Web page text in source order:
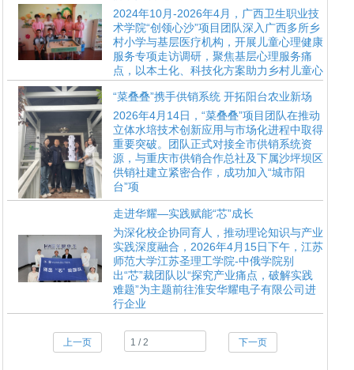
2024年10月-2026年4月，广西卫生职业技
术学院“创领心沙”项目团队深入广西多所乡
村小学与基层医疗机构，开展儿童心理健康
服务专项走访调研，聚焦基层心理服务痛
点，以本土化、科技化方案助力乡村儿童心
“菜叠叠”携手供销系统 开拓阳台农业新场
2026年4月14日，“菜叠叠”项目团队在推动
立体水培技术创新应用与市场化进程中取得
重要突破。团队正式对接全市供销系统资
源，与重庆市供销合作总社及下属沙坪坝区
供销社建立紧密合作，成功加入“城市阳
台”项
走进华耀—实践赋能“芯”成长
为深化校企协同育人，推动理论知识与产业
实践深度融合，2026年4月15日下午，江苏
师范大学江苏圣理工学院-中俄学院别
出“芯”裁团队以“探究产业痛点，破解实践
难题”为主题前往淮安华耀电子有限公司进
行企业
上一页 下一页